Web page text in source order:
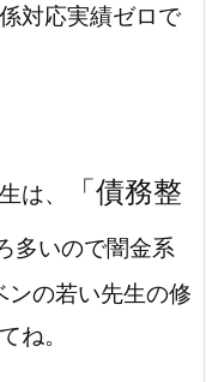
対応実績ゼロで
は、
「債務整
多いので闇金系
ンの若い先生の修
ね。